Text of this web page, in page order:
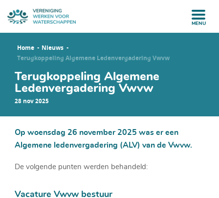
MENU
Home
Nieuws
Terugkoppeling Algemene Ledenvergadering Vwvw
Terugkoppeling Algemene
Ledenvergadering Vwvw
28 nov 2025
Op woensdag 26 november 2025 was er een
Algemene ledenvergadering (ALV) van de Vwvw.
De volgende punten werden behandeld:
Vacature Vwvw bestuur